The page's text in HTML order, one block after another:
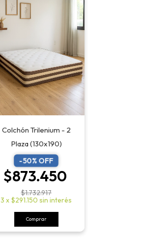
Colchón Trilenium - 2
Plaza (130x190)
-50% OFF
$873.450
$1.732.917
3 x $291.150 sin interés
Comprar